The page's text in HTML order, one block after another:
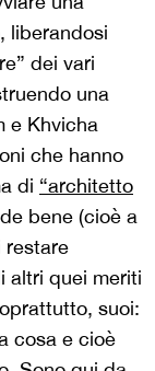
liberandosi
dei vari
una
e Khvicha
che hanno
di “architetto
bene (cioè a
restare
altri quei meriti
suoi:
cosa e cioè